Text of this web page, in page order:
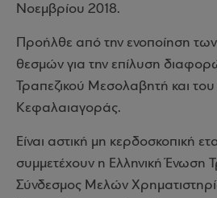
Νοεμβρίου 2018.
Προήλθε από την ενοποίηση
θεσμών για την επίλυση
Τραπεζικού Μεσολαβητή και
Κεφαλαιαγοράς.
Είναι αστική μη κερδοσκοπική
συμμετέχουν η Ελληνική Ένωση
Σύνδεσμος Μελών